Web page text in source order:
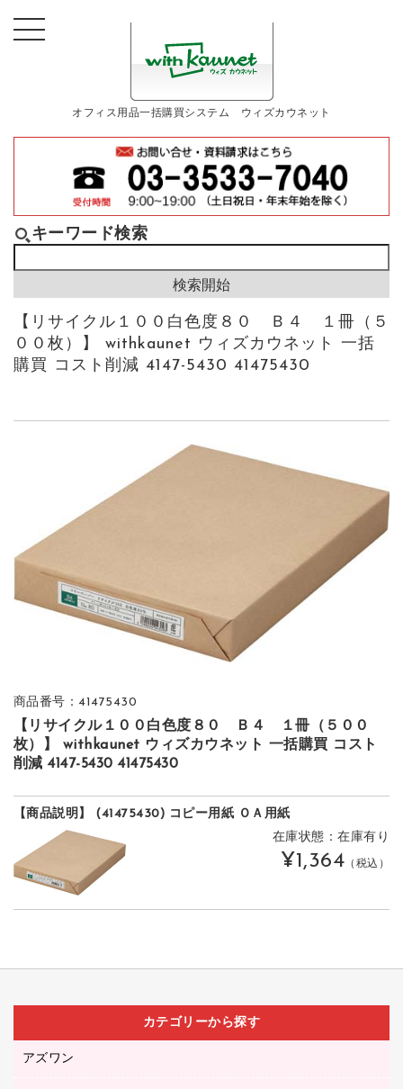
オフィス用品一括購買システム ウィズカウネット
キーワード検索
【リサイクル１００白色度８０ Ｂ４ １冊（５
００枚）】 withkaunet ウィズカウネット 一括
購買 コスト削減 4147-5430 41475430
商品番号：41475430
【リサイクル１００白色度８０ Ｂ４ １冊（５００
枚）】 withkaunet ウィズカウネット 一括購買 コスト
削減 4147-5430 41475430
【商品説明】 (41475430) コピー用紙 ＯＡ用紙
在庫状態：在庫有り
¥1,364 （税込）
カテゴリーから探す
アズワン